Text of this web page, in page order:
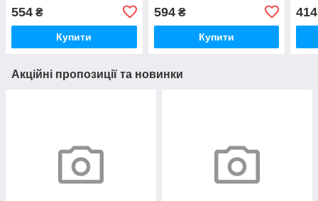
554 ₴
Купити
594₴
Купити
414
Акційні пропозиції та новинки